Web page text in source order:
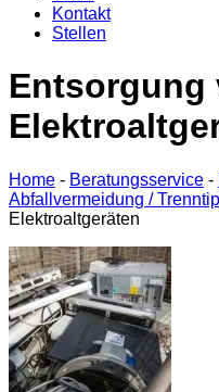
Kontakt
Stellen
Entsorgung
Home - Beratungsservice -
Abfallvermeidung /
Elektroaltgeräten